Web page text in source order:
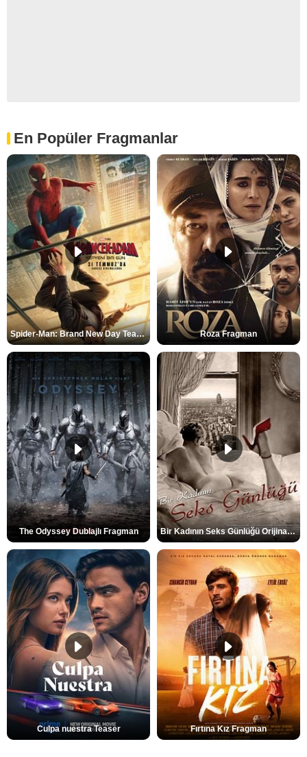
En Popüler Fragmanlar
Spider-Man: Brand New Day Teaser Roza Fragman
The Odyssey Dublajlı Fragman Bir Kadının Seks Günlüğü Orijinal Fragman
Culpa nuestra Teaser Fırtına Kız Fragman